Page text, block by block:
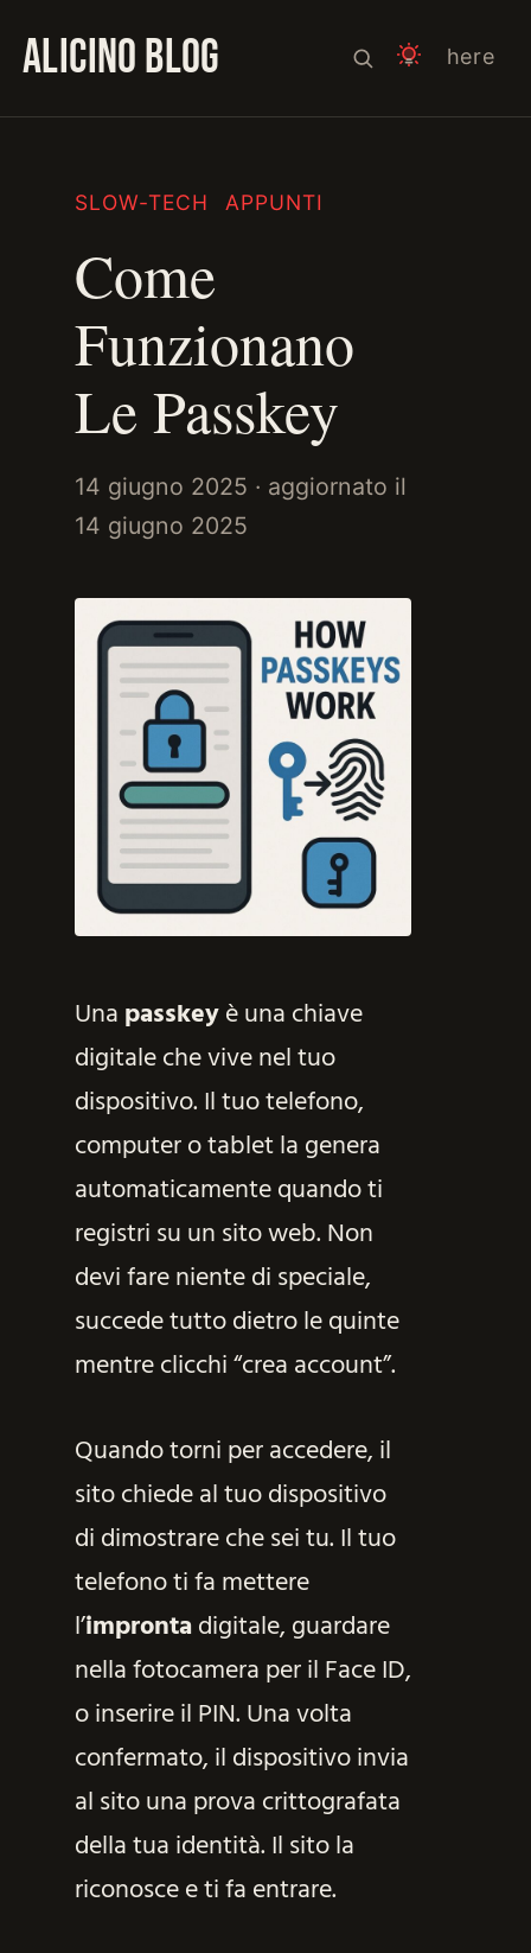
ALICINO BLOG here
SLOW-TECH APPUNTI
Come
Funzionano
Le Passkey
14 giugno 2025 · aggiornato il
14 giugno 2025
Una passkeyè una chiave
digitale che vive nel tuo
dispositivo. Il tuo telefono,
computer o tablet la genera
automaticamente quando ti
registri su un sito web. Non
devi fare niente di speciale,
succede tutto dietro le quinte
mentre clicchi “crea account”.
Quando torni per accedere, il
sito chiede al tuo dispositivo
di dimostrare che sei tu. Il tuo
telefono ti fa mettere
l’improntadigitale, guardare
nella fotocamera per il Face ID,
o inserire il PIN. Una volta
confermato, il dispositivo invia
al sito una prova crittografata
della tua identità. Il sito la
riconosce e ti fa entrare.